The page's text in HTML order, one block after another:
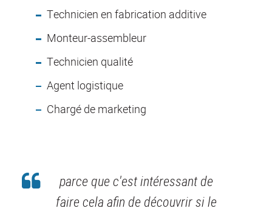
Technicien en fabrication additive
Monteur-assembleur
Technicien qualité
Agent logistique
Chargé de marketing
parce que c'est intéressant de
faire cela afin de découvrir si le